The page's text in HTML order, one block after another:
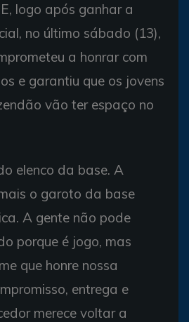
logo após ganhar a
no último sábado (13),
a honrar com
e garantiu que os jovens
vão ter espaço no
elenco da base. A
o garoto da base
A gente não pode
porque é jogo, mas
que honre nossa
entrega e
merece voltar a